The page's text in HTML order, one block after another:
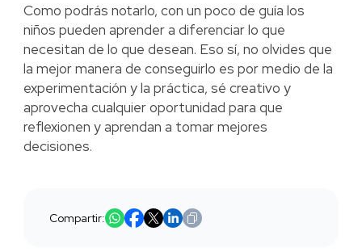
Como podrás notarlo, con un poco de guía los
niños pueden aprender a diferenciar lo que
necesitan de lo que desean. Eso sí, no olvides que
la mejor manera de conseguirlo es por medio de la
experimentación y la práctica, sé creativo y
aprovecha cualquier oportunidad para que
reflexionen y aprendan a tomar mejores
decisiones.
Compartir: